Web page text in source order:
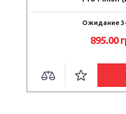
Ожидание
895.00